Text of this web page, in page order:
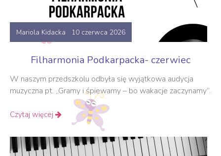
Mariola Kidacka 10 czerwca 2026
Filharmonia Podkarpacka- czerwiec
W naszym przedszkolu odbyła się wyjątkowa audycja
muzyczna pt. „Gramy i śpiewamy – bo wakacje zaczynamy”.
Czytaj więcej